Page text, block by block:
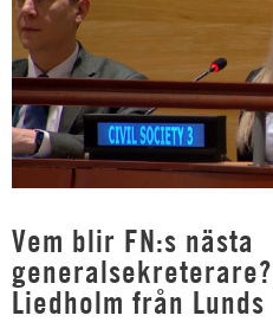
Vem blir FN:s nästa
Liedholm från